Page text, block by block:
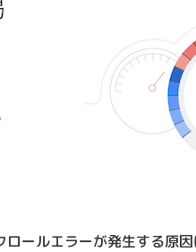
ールエラーが発生する原因